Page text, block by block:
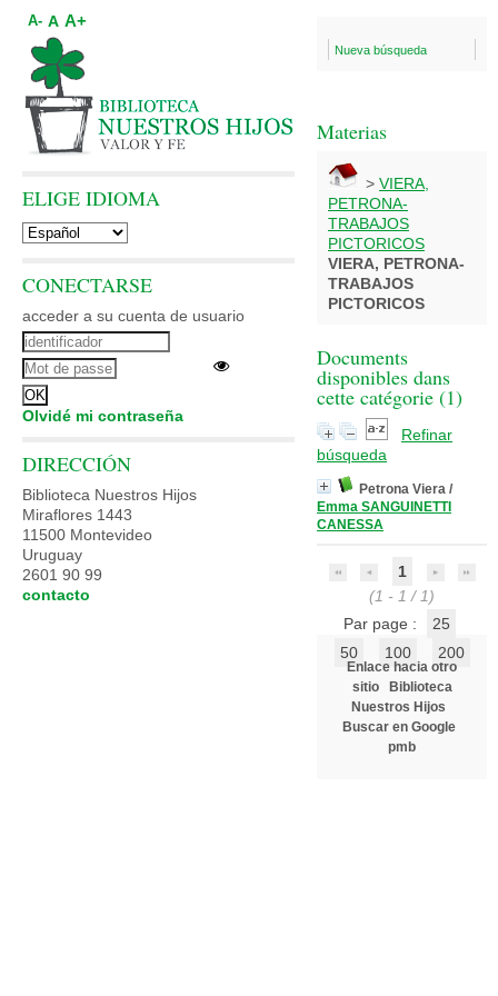
Nueva búsqueda
Materias
> VIERA,
PETRONA-
TRABAJOS
PICTORICOS
VIERA, PETRONA-
TRABAJOS
PICTORICOS
Documents
disponibles dans
cette catégorie (1)
Refinar
búsqueda
Petrona Viera /
Emma SANGUINETTI
CANESSA
1
(1 - 1 / 1)
Par page :
25
50
100 200
Enlace hacia otro
sitio
Biblioteca
Nuestros Hijos
Buscar en Google
pmb
A- A A+
ELIGE IDIOMA
CONECTARSE
acceder a su cuenta de usuario
Olvidé mi contraseña
DIRECCIÓN
Biblioteca Nuestros Hijos
Miraflores 1443
11500 Montevideo
Uruguay
2601 90 99
contacto